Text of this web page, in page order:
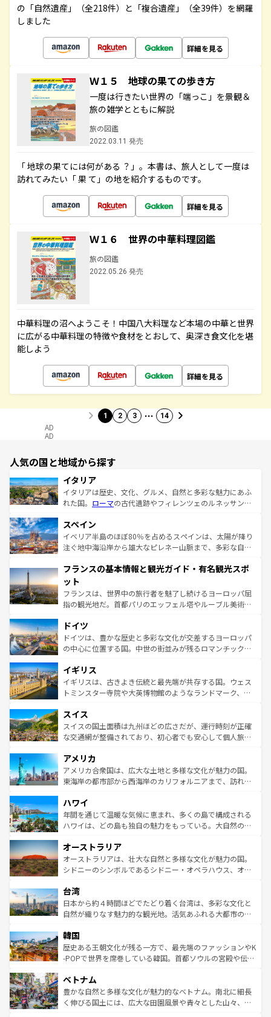
の「自然遺産」（全218件）と「複合遺産」（全39件）を網羅
しました
詳細を見る
Ｗ１５ 地球の果ての歩き方
一度は行きたい世界の「端っこ」を景観＆
旅の雑学とともに解説
旅の図鑑
2022.03.11 発売
「 地球の果てには何がある ？」。本書は、旅人として一度は
訪れてみたい「 果 て」の地を紹介するものです。
詳細を見る
Ｗ１６ 世界の中華料理図鑑
旅の図鑑
2022.05.26 発売
中華料理の沼へようこそ！中国八大料理など本場の中華と世界
に広がる中華料理の特徴や食材をとおして、奥深き食文化を堪
能しよう
詳細を見る
1 2 3 … 14
AD
AD
人気の国と地域から探す
イタリア
イタリアは歴史、文化、グルメ、自然と多彩な魅力にあふ
れた国。 ローマの古代遺跡やフィレンツェのルネッサンス
ろん、トスカーナの美しい田園風景やアマルフィ海岸の絶
景など、自然景観も見逃せない。観光の合間には、本場の
ピザやパスタなど、絶品のイタリア料理を堪能することも
ませてくれるイタリアで、忘れられない旅をしてみよう！
なお、新着のイタリア情報は
しい。
スペイン
イベリア半島のほぼ80％を占めるスペインは、太陽が降り
注ぐ地中海沿岸から雄大なピレネー山脈まで、多彩な自然
文化が根付くこの国では、情熱的なフラメンコ、熱気あふ
れる闘牛、そして美味しいタパスが生活の一部となってい
る。首都マドリードの洗練された雰囲気や、バルセロナの
アートに溢れた街角から、地方では古代ローマ遺跡や中世
せる。地方によって風土や気候が異なるスペインはその個
性で訪れる人を魅了する。 なお、新着のスペイン情報は コ
ンテンツ一覧を参照してほしい。
フランスの基本情報と観光ガイド・有名観光スポ
ット
フランスは、世界中の旅行者を魅了し続けるヨーロッパ屈
指の観光地だ。首都パリのエッフェル塔やルーブル美術館
で、幅広い魅力が詰まっている。華麗な宮殿、歴史的な大
聖堂、美しいビーチ、そして豊かな自然が、訪れる者を心
から魅了する。また、フランスは美食の国としても知ら
いる。シャンパンの発祥地であるランス、プロヴァンスの
香り高いラベンダー畑など、多彩な楽しみ方が可能だ。さ
らに、パリ以外の地域にも魅力が溢れており、どの街角に
れる地方に足を運ぶとそれぞれで全く異なる文化を体験で
きるだろう。 なお、新着のフランス情報はコンテンツ一覧
を参照してほしい。
ドイツ
ドイツは、豊かな歴史と多彩な文化が交差するヨーロッパ
の中心に位置する国。中世の街並みが残るロマンチック街
顔を持つこの国は、どこを歩いても飽きることがない。ベ
ルリンの文化的活気、バイエルン州のアルプスの絶景、そ
してライン川沿いのワイン畑といった風景は必見。ビール
は、お酒好きな人にはぜひ体験してほしい。 なお、新着の
ドイツ情報はコンテンツ一覧を参照してほしい。
イギリス
イギリスは、古きよき伝統と最先端が共存する国。ウェス
トミンスター寺院や大英博物館のようなランドマーク、歴
リアごとに異なる魅力がある。また、優雅なアフタヌーン
ティー、ビール好きにはたまらない英国パブ、サッカー観
戦など、本場だからこそできる体験も豊富。イギリスを旅
ンツ一覧を参照してほしい。
スイス
スイスの国土面積は九州ほどの広さだが、運行時刻が正確
な交通網が整備されており、初心者でも安心して個人旅行
の建物がそのまま残る町や、スイスならではのユニークな
博物館もあり、アルプス観光だけでなく町歩きも満喫する
ことができる。国民の所得が高いため物価も高いが、旅行
ば市内交通費無料で観光を楽しむこともできる。 なお、新
着のスイス情報はコンテンツ一覧 を参照してほしい。
アメリカ
アメリカ合衆国は、広大な土地と多様な文化が魅力の国。
東海岸の都市部から西海岸のカリフォルニアまで、訪れる
のような巨大都市は、観光、ショッピング、エンターテイ
ンメントが詰まった刺激的なスポットだ。一方、アメリカ
西部には大自然が広がり、グランドキャニオンやイエロー
部のニューオーリンズでは、音楽と美食が融合した独特の
文化が魅力。旅行者はアメリカの各地域で異なる魅力を楽
しみながら、その多様性と豊かな歴史を感じることができ
ならではの贅沢な旅のスタイルだ。 なお、新着のアメリカ
情報はコンテンツ一覧を参照してほしい。
ハワイ
年間を通じて温暖な気候に恵まれ、多くの島で構成される
ハワイは、どの島も独自の魅力をもっている。大自然の神
ワイ島は見逃せない。また、定番の観光地といえばオアフ
島だが、静かな自然を求めるならマウイ島やカウアイ島が
おすすめ。エメラルドグリーンに輝く海をはじめ、豊かな
れるおもてなしの心で訪れる人々を迎えてくれるハワイの
人々、おいしいローカルフードやハワイアンミュージッ
ク、伝統的なフラダンスなど、すべてがハワイの魅力を彩
ワイを、存分に味わってほしい。 なお、新着のハワイ情報
はコンテンツ一覧を参照してほしい。
オーストラリア
オーストラリアは、壮大な自然と多様な文化が魅力の国。
シドニーのシンボルであるシドニー・オペラハウス、オー
リアリーフや大陸中央部にそびえるウルル（エアーズロッ
ク）、タスマニアの美しい原生林やケアンズの熱帯雨林な
ど、見どころがたくさん。また、カフェやワイン、オージ
いる。アクティビティも充実しており、サーフィンやダイ
ビング、ハイキングなど、アウトドア好きにはたまらな
い。オーストラリアの多彩な魅力を存分に味わいつくそ
参照してほしい。
台湾
日本から約４時間ほどでたどり着く台湾は、多彩な文化と
自然が織りなす魅力的な観光地。活気あふれる大都市の台
ン）、静ひつな山岳地帯である台湾東部など、都市の喧騒
と山間の静けさが共存しており、訪れる人に新しい発見と
驚きをもたらしてくれる。また、奥深い台湾の食文化も魅
容にもいいと評判のスイーツなど、バラエティ豊かな料理
が味わえる。 なお、新着の台湾情報は コンテンツ一覧を参
照してほしい。
韓国
歴史ある王朝文化が残る一方で、最先端のファッションやK
-POPで世界を席巻している韓国。首都ソウルの宮殿や伝統
き、地方に足を延ばせば四季折々の自然美を楽しむことが
できる。そして、キムチや焼肉、絶品のストリートフード
まで、さまざまな韓国料理が待っている。夜には、韓国な
ベトナム
豊かな自然と多様な文化が魅力的なベトナム。南北に細長
く伸びる国土には、広大な田園風景や青々とした山々、世